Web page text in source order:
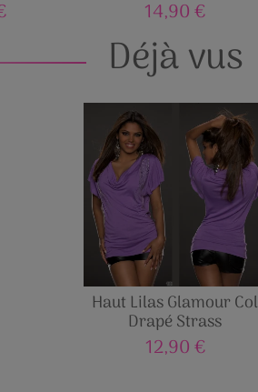
14,90 €
Déjà vus
Haut Lilas Glamour Col
Drapé Strass
12,90 €